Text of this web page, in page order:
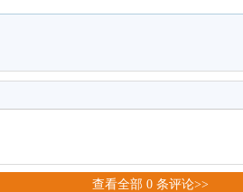
查看全部 0 条评论>>